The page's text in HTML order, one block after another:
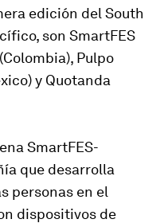
edición del South
son SmartFES
Pulpo
y Quotanda
SmartFES-
que desarrolla
personas en el
dispositivos de